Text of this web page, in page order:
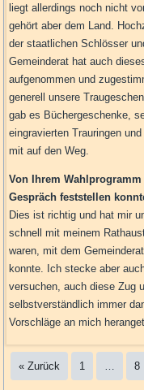
liegt allerdings noch nicht
gehört aber dem Land.
der staatlichen Schlösser
Gemeinderat hat auch
aufgenommen und
generell unsere
gab es Büchergeschenke,
eingravierten Trauringen
mit auf den Weg.
Von Ihrem
Gespräch feststellen
Dies ist richtig und hat mir
schnell mit meinem
waren, mit dem
konnte. Ich stecke aber
versuchen, auch diese Zug
selbstverständlich immer
Vorschläge an mich
« Zurück 1 8